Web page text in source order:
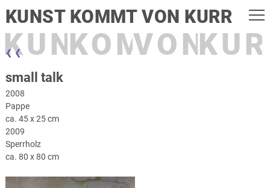
KUNST KOMMT VON KURR
KUNSTKOMMT
VON
❮ ❮
small talk
2008
Pappe
ca. 45 x 25 cm
2009
Sperrholz
ca. 80 x 80 cm